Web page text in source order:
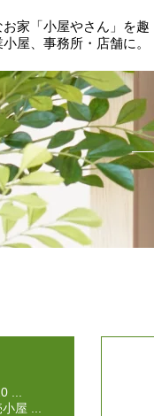
お家「小屋やさん」を趣
屋、事務所・店舗に。
...
屋 ...